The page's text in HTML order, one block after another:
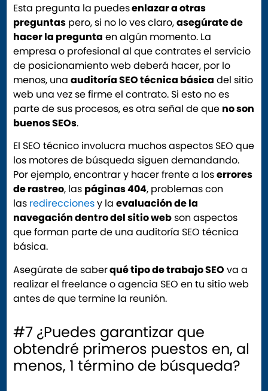
Esta pregunta la puedesenlazar a otras
preguntas pero, si no lo ves claro,asegúrate de
hacer la pregunta en algún momento. La
empresa o profesional al que contrates el servicio
de posicionamiento web deberá hacer, por lo
menos, unaauditoría SEO técnica básica del sitio
web una vez se firme el contrato. Si esto no es
parte de sus procesos, es otra señal de que no son
buenos SEOs.
El SEO técnico involucra muchos aspectos SEO que
los motores de búsqueda siguen demandando.
Por ejemplo, encontrar y hacer frente a loserrores
de rastreo, las páginas 404, problemas con
las redireccionesy laevaluación de la
navegación dentro del sitio webson aspectos
que forman parte de una auditoría SEO técnica
básica.
Asegúrate de saberqué tipo de trabajo SEO va a
realizar el freelance o agencia SEO en tu sitio web
antes de que termine la reunión.
#7 ¿Puedes garantizar que
obtendré primeros puestos en, al
menos, 1 término de búsqueda?